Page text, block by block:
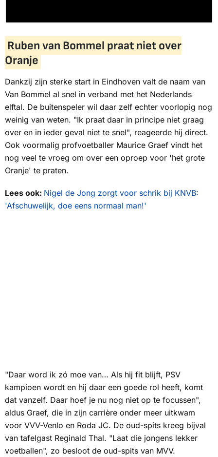
Ruben van Bommel praat niet over
Oranje
Dankzij zijn sterke start in Eindhoven valt de naam van
Van Bommel al snel in verband met het Nederlands
elftal. De buitenspeler wil daar zelf echter voorlopig nog
weinig van weten. "Ik praat daar in principe niet graag
over en in ieder geval niet te snel", reageerde hij direct.
Ook voormalig profvoetballer Maurice Graef vindt het
nog veel te vroeg om over een oproep voor 'het grote
Oranje' te praten.
Lees ook: Nigel de Jong zorgt voor schrik bij KNVB:
'Afschuwelijk, doe eens normaal man!'
"Daar word ik zó moe van… Als hij fit blijft, PSV
kampioen wordt en hij daar een goede rol heeft, komt
dat vanzelf. Daar hoef je nu nog niet op te focussen",
aldus Graef, die in zijn carrière onder meer uitkwam
voor VVV-Venlo en Roda JC. De oud-spits kreeg bijval
van tafelgast Reginald Thal. "Laat die jongens lekker
voetballen", zo besloot de oud-spits van MVV.